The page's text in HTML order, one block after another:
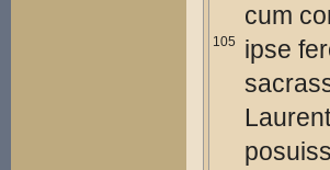
105
cum
ipse